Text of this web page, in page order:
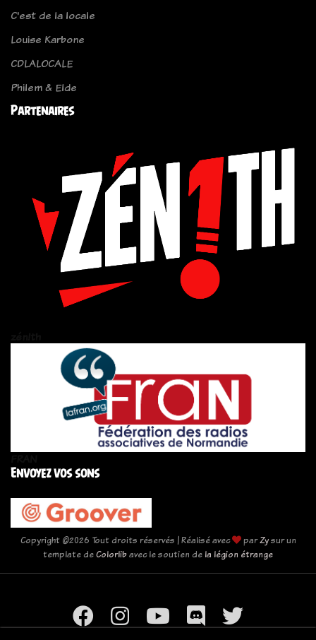
C'est de la locale
Louise Karbone
CDLALOCALE
Philem & Elde
Partenaires
Envoyez vos sons
Copyright ©2026 Tout droits réservés | Réalisé avec parZysur un
template deColorlibavec le soutien de la légion étrange